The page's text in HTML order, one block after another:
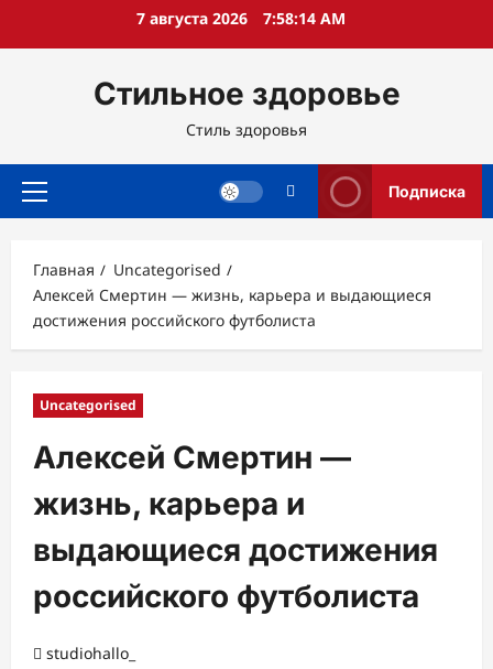
7 августа 2026 7:58:15 AM
Стильное здоровье
Стиль здоровья
Основное
Подписка
Главная
Uncategorised
Алексей Смертин — жизнь, карьера и выдающиеся
достижения российского футболиста
Uncategorised
Алексей Смертин —
жизнь, карьера и
выдающиеся достижения
российского футболиста
studiohallo_